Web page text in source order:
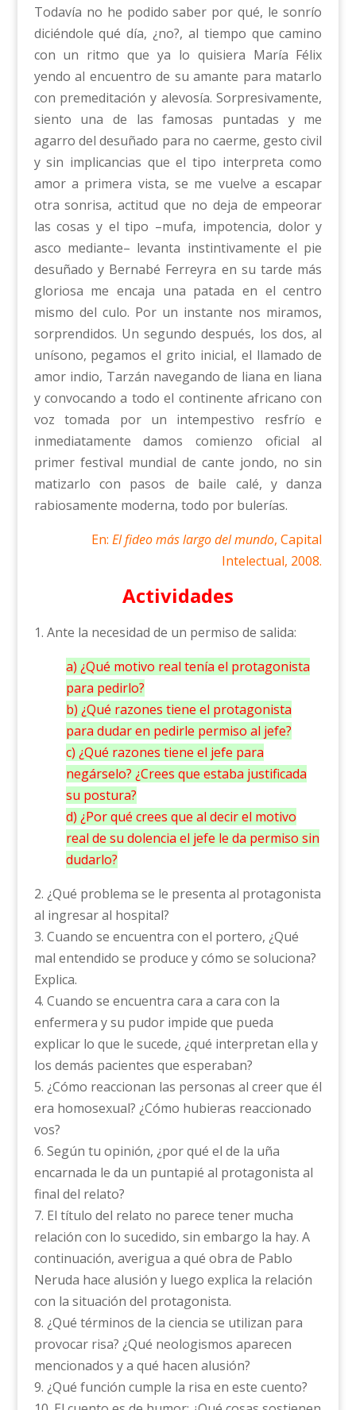
Todavía no he podido saber por qué, le sonrío
diciéndole qué día, ¿no?, al tiempo que camino
con un ritmo que ya lo quisiera María Félix
yendo al encuentro de su amante para matarlo
con premeditación y alevosía. Sorpresivamente,
siento una de las famosas puntadas y me
agarro del desuñado para no caerme, gesto civil
y sin implicancias que el tipo interpreta como
amor a primera vista, se me vuelve a escapar
otra sonrisa, actitud que no deja de empeorar
las cosas y el tipo –mufa, impotencia, dolor y
asco mediante– levanta instintivamente el pie
desuñado y Bernabé Ferreyra en su tarde más
gloriosa me encaja una patada en el centro
mismo del culo. Por un instante nos miramos,
sorprendidos. Un segundo después, los dos, al
unísono, pegamos el grito inicial, el llamado de
amor indio, Tarzán navegando de liana en liana
y convocando a todo el continente africano con
voz tomada por un intempestivo resfrío e
inmediatamente damos comienzo oficial al
primer festival mundial de cante jondo, no sin
matizarlo con pasos de baile calé, y danza
rabiosamente moderna, todo por bulerías.
En:El fideo más largo del mundo, Capital
Intelectual, 2008.
Actividades
1. Ante la necesidad de un permiso de salida:
a) ¿Qué motivo real tenía el protagonista
para pedirlo?
b) ¿Qué razones tiene el protagonista
para dudar en pedirle permiso al jefe?
c) ¿Qué razones tiene el jefe para
negárselo? ¿Crees que estaba justificada
su postura?
d) ¿Por qué crees que al decir el motivo
real de su dolencia el jefe le da permiso sin
dudarlo?
2. ¿Qué problema se le presenta al protagonista
al ingresar al hospital?
3. Cuando se encuentra con el portero, ¿Qué
mal entendido se produce y cómo se soluciona?
Explica.
4. Cuando se encuentra cara a cara con la
enfermera y su pudor impide que pueda
explicar lo que le sucede, ¿qué interpretan ella y
los demás pacientes que esperaban?
5. ¿Cómo reaccionan las personas al creer que él
era homosexual? ¿Cómo hubieras reaccionado
vos?
6. Según tu opinión, ¿por qué el de la uña
encarnada le da un puntapié al protagonista al
final del relato?
7. El título del relato no parece tener mucha
relación con lo sucedido, sin embargo la hay. A
continuación, averigua a qué obra de Pablo
Neruda hace alusión y luego explica la relación
con la situación del protagonista.
8. ¿Qué términos de la ciencia se utilizan para
provocar risa? ¿Qué neologismos aparecen
mencionados y a qué hacen alusión?
9. ¿Qué función cumple la risa en este cuento?